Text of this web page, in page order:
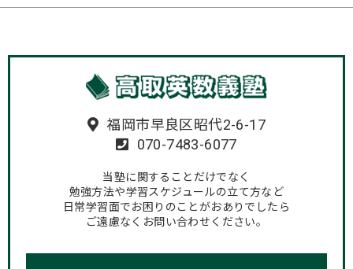
福岡市早良区昭代2-6-17
070-7483-6077
当塾に関することだけでなく
勉強方法や学習スケジュールの立て方など
日常学習面でお困りのことがおありでしたら
ご遠慮なくお問い合わせください。